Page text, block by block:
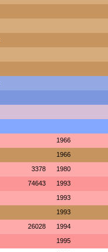
1966
1966
3378 1980
74643 1993
1993
1993
26028 1994
1995